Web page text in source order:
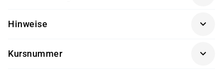
"Fachrichtungsübergreifende Basisqualifikationen"
Hinweise
Kursnummer